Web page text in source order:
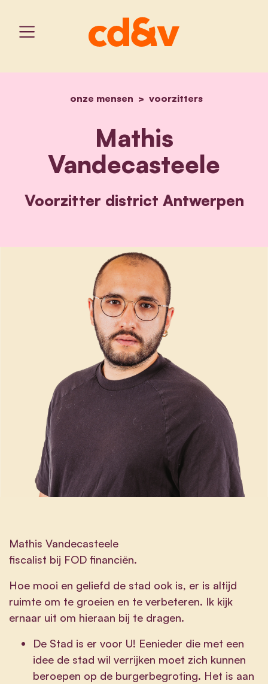
home
onze mensen voorzitters
mathis vandecasteele
Mathis
Vandecasteele
Voorzitter district Antwerpen
Mathis Vandecasteele
fiscalist bij FOD financiën.
Hoe mooi en geliefd de stad ook is, er is altijd
ruimte om te groeien en te verbeteren. Ik kijk
ernaar uit om hieraan bij te dragen.
De Stad is er voor U! Eenieder die met een
idee de stad wil verrijken moet zich kunnen
beroepen op de burgerbegroting. Het is aan